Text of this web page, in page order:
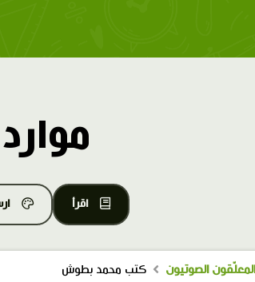
اقرأ
المعلّقون الصوتيون كتب محمد بطوش